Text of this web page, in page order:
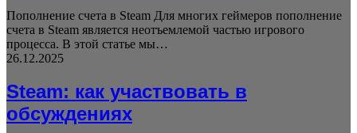
Пополнение счета в Steam Для многих геймеров пополнение
счета в Steam является неотъемлемой частью игрового
процесса. В этой статье мы…
26.12.2025
Steam: как участвовать в
обсуждениях